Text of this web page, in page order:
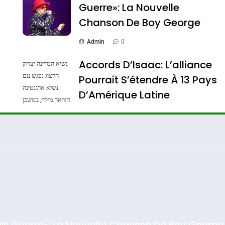
Guerre»: La Nouvelle
Chanson De Boy George
Admin 0
נשיא המדינה יצחק
הרצוג נפגש עם
נשיא ארגנטינה
חוויאר מיליי, במשכן
הנשיא בירושלים.
Accords D’Isaac: L’alliance
Pourrait S’étendre À 13 Pays
D’Amérique Latine
Admin 0
De Loya Stauber